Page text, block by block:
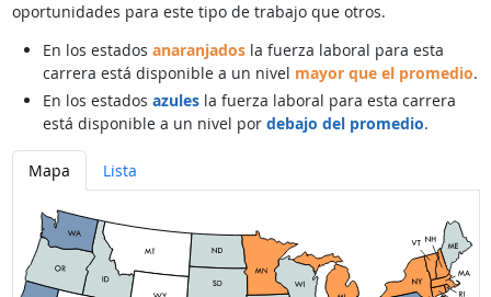
oportunidades para este tipo de trabajo que otros.
En los estados anaranjadosla fuerza laboral para esta
carrera está disponible a un nivel mayor que el promedio.
En los estados azulesla fuerza laboral para esta carrera
está disponible a un nivel por debajo del promedio.
Mapa Lista